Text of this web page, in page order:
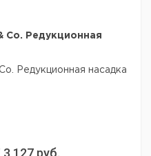
Co. Редукционная
Редукционная насадка
3 127 руб.